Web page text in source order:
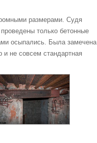
размерами. Судя
только бетонные
осыпались. Была замечена
не совсем стандартная